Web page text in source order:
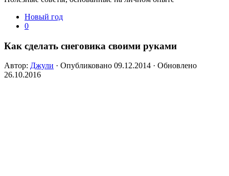
Новый год
0
Как сделать снеговика своими руками
Автор: Джули · Опубликовано 09.12.2014 · Обновлено
26.10.2016